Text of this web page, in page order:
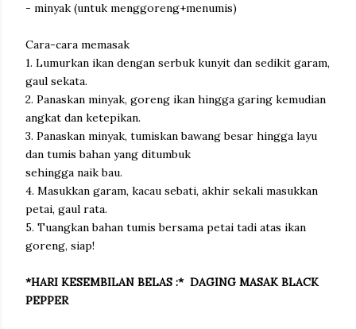
- minyak (untuk menggoreng+menumis)
Cara-cara memasak
1. Lumurkan ikan dengan serbuk kunyit dan sedikit garam,
gaul sekata.
2. Panaskan minyak, goreng ikan hingga garing kemudian
angkat dan ketepikan.
3. Panaskan minyak, tumiskan bawang besar hingga layu
dan tumis bahan yang ditumbuk
sehingga naik bau.
4. Masukkan garam, kacau sebati, akhir sekali masukkan
petai, gaul rata.
5. Tuangkan bahan tumis bersama petai tadi atas ikan
goreng, siap!
*HARI KESEMBILAN BELAS :* DAGING MASAK BLACK
PEPPER